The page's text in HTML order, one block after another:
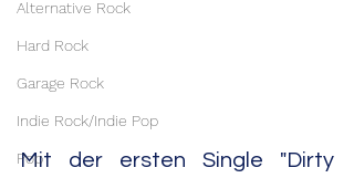
Alternative Rock
Hard Rock
Garage Rock
Indie Rock/Indie Pop
Pop
Mit der ersten Single "Dirty